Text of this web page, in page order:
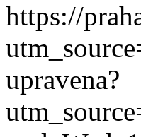
https://
upravena?